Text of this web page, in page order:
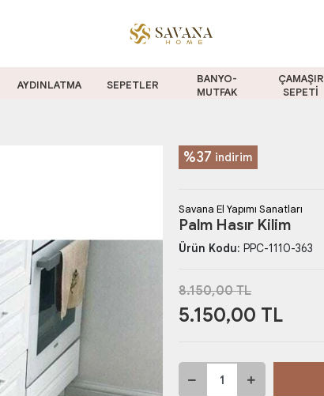
AYDINLATMA SEPETLER
BANYO-
MUTFAK
ÇAMAŞIR
SEPETİ
%37 indirim
Savana El Yapımı Sanatları
Palm Hasır Kilim
Ürün Kodu: PPC-1110-363
8.150,00 TL
5.150,00 TL